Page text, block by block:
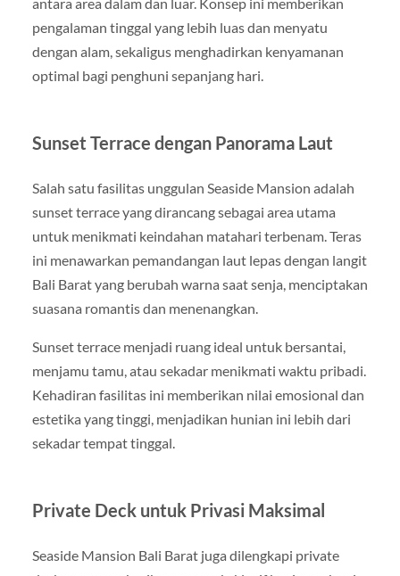
pengalaman tinggal yang lebih luas dan menyatu
dengan alam, sekaligus menghadirkan kenyamanan
optimal bagi penghuni sepanjang hari.
Sunset Terrace dengan Panorama Laut
Salah satu fasilitas unggulan Seaside Mansion adalah
sunset terrace yang dirancang sebagai area utama
untuk menikmati keindahan matahari terbenam. Teras
ini menawarkan pemandangan laut lepas dengan langit
Bali Barat yang berubah warna saat senja, menciptakan
suasana romantis dan menenangkan.
Sunset terrace menjadi ruang ideal untuk bersantai,
menjamu tamu, atau sekadar menikmati waktu pribadi.
Kehadiran fasilitas ini memberikan nilai emosional dan
estetika yang tinggi, menjadikan hunian ini lebih dari
sekadar tempat tinggal.
Private Deck untuk Privasi Maksimal
Seaside Mansion Bali Barat juga dilengkapi private